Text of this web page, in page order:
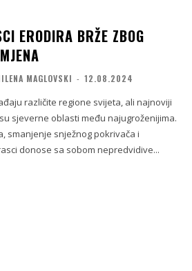
ERODIRA BRŽE ZBOG
MAGLOVSKI - 12.08.2024
različite regione svijeta, ali najnoviji
sjeverne oblasti među najugroženijima.
smanjenje snježnog pokrivača i
donose sa sobom nepredvidive...